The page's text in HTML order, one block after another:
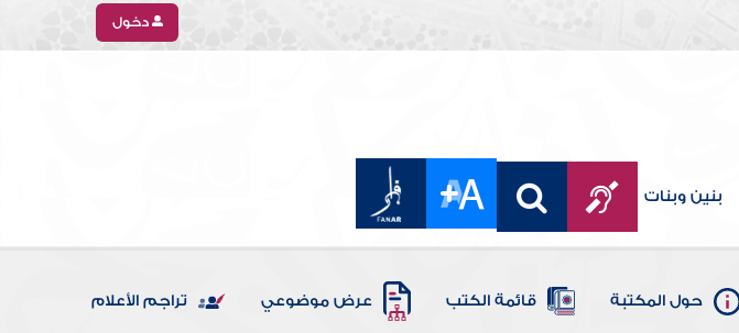
دخول
بنين وبنات
حول المكتبة قائمة الكتب عرض موضوعي تراجم الأعلام